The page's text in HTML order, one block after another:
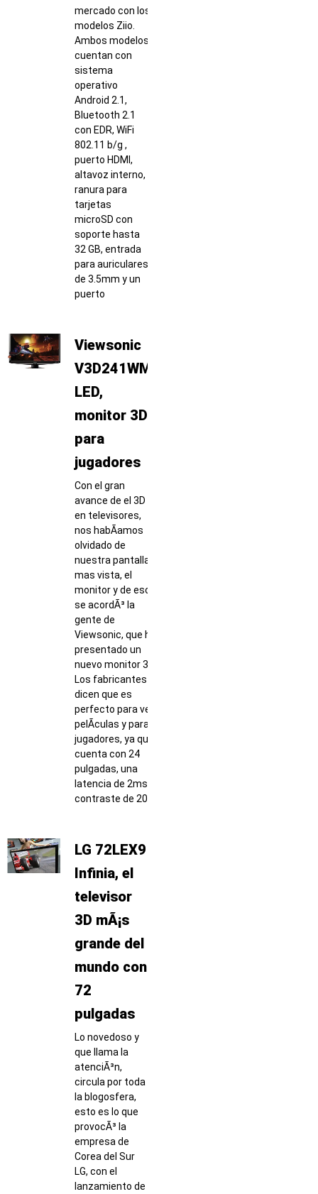
mercado con los
modelos Ziio.
Ambos modelos
cuentan con
sistema
operativo
Android 2.1,
Bluetooth 2.1
con EDR, WiFi
802.11 b/g ,
puerto HDMI,
altavoz interno,
ranura para
tarjetas
microSD con
soporte hasta
32 GB, entrada
para auriculares
de 3.5mm y un
puerto
Viewsonic
V3D241WM-
LED,
monitor 3D
para
jugadores
Con el gran
avance de el 3D
en televisores,
nos habÃ­amos
olvidado de
nuestra pantalla
mas vista, el
monitor y de eso
se acordÃ³ la
gente de
Viewsonic, que ha
presentado un
nuevo monitor 3D.
Los fabricantes
dicen que es
perfecto para ver
pelÃ­culas y para
jugadores, ya que
cuenta con 24
pulgadas, una
latencia de 2ms,
contraste de 20
LG 72LEX9
Infinia, el
televisor
3D mÃ¡s
grande del
mundo con
72
pulgadas
Lo novedoso y
que llama la
atenciÃ³n,
circula por toda
la blogosfera,
esto es lo que
provocÃ³ la
empresa de
Corea del Sur
LG, con el
lanzamiento de